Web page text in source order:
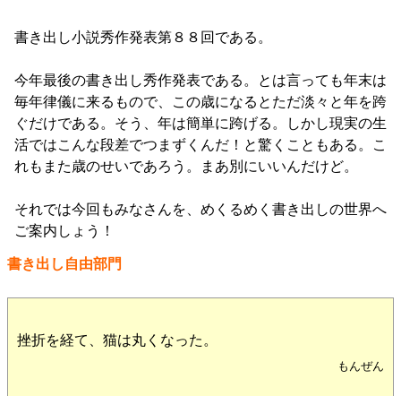
書き出し小説秀作発表第８８回である。
今年最後の書き出し秀作発表である。とは言っても年末は
毎年律儀に来るもので、この歳になるとただ淡々と年を跨
ぐだけである。そう、年は簡単に跨げる。しかし現実の生
活ではこんな段差でつまずくんだ！と驚くこともある。こ
れもまた歳のせいであろう。まあ別にいいんだけど。
それでは今回もみなさんを、めくるめく書き出しの世界へ
ご案内しょう！
書き出し自由部門
挫折を経て、猫は丸くなった。
もんぜん